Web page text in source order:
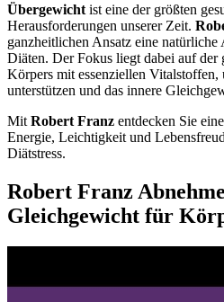
Übergewicht ist eine der größten
Herausforderungen unserer Zeit.
ganzheitlichen Ansatz eine
Diäten. Der Fokus liegt dabei auf der
Körpers mit essenziellen Vitalstoffen,
unterstützen und das innere
Mit Robert Franz entdecken Sie
Energie, Leichtigkeit und
Diätstress.
Robert Franz
Gleichgewicht für